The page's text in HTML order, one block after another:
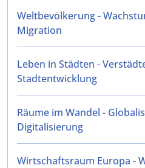
Weltbevölkerung -
Migration
Leben in Städten -
Stadtentwicklung
Räume im Wandel -
Digitalisierung
Wirtschaftsraum Europa -